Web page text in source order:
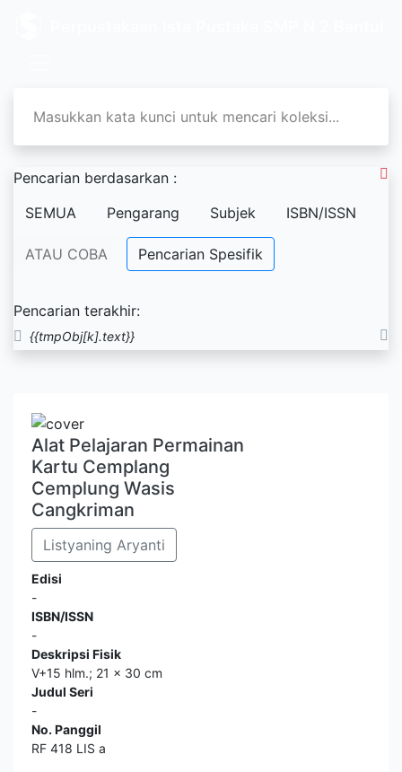
Pencarian berdasarkan :
SEMUA
Pengarang Subjek ISBN/ISSN
ATAU COBA Pencarian Spesifik
Pencarian terakhir:
{{tmpObj[k].text}}
Alat Pelajaran Permainan
Kartu Cemplang
Cemplung Wasis
Cangkriman
Listyaning Aryanti
Edisi
-
ISBN/ISSN
-
Deskripsi Fisik
V+15 hlm.; 21 x 30 cm
Judul Seri
-
No. Panggil
RF 418 LIS a